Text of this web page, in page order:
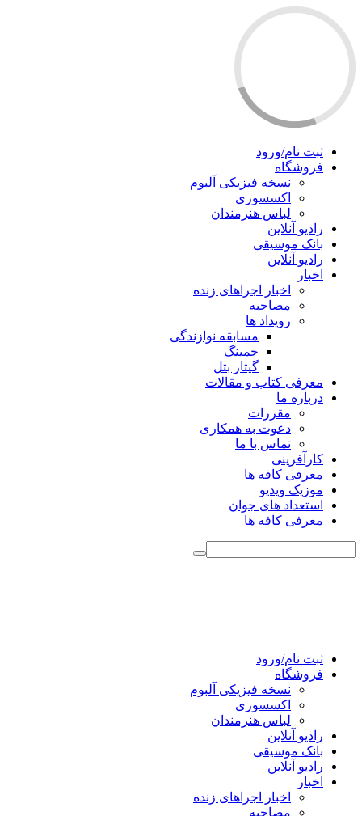
ثبت نام/ورود
فروشگاه
نسخه فیزیکی آلبوم
اکسسوری
لباس هنرمندان
رادیو آنلاین
بانک موسیقی
رادیو آنلاین
اخبار
اخبار اجراهای زنده
مصاحبه
رویداد ها
مسابقه نوازندگی
جمینگ
گیتار بتل
معرفی کتاب و مقالات
درباره ما
مقررات
دعوت به همکاری
تماس با ما
کارآفرینی
معرفی کافه ها
موزیک ویدیو
استعداد های جوان
معرفی کافه ها
ثبت نام/ورود
فروشگاه
نسخه فیزیکی آلبوم
اکسسوری
لباس هنرمندان
رادیو آنلاین
بانک موسیقی
رادیو آنلاین
اخبار
اخبار اجراهای زنده
مصاحبه